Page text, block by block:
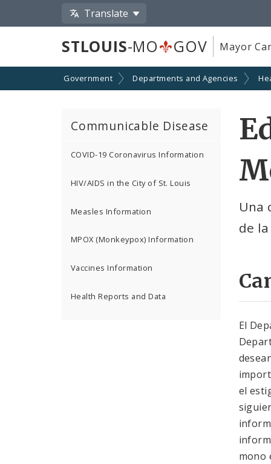
Translate
STLOUIS-MO GOV Mayor
Government Departments and Agencies
Communicable Disease
COVID-19 Coronavirus Information
HIV/AIDS in the City of St. Louis
Measles Information
MPOX (Monkeypox) Information
Vaccines Information
Health Reports and Data
Una
de
El
el
mono